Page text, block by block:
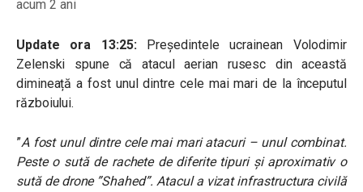
acum 2 ani
Update ora 13:25:Președintele ucrainean Volodimir
Zelenski spune că atacul aerian rusesc din această
dimineață a fost unul dintre cele mai mari de la începutul
războiului.
”A fost unul dintre cele mai mari atacuri – unul combinat.
Peste o sută de rachete de diferite tipuri și aproximativ o
sută de drone ”Shahed”. Atacul a vizat infrastructura civilă